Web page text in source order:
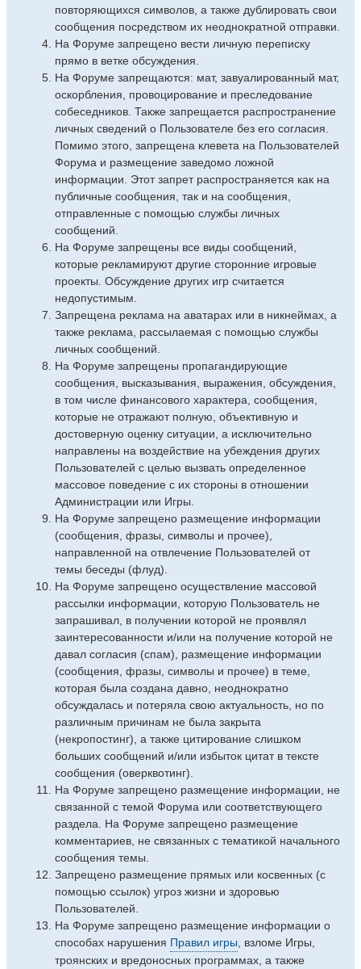
повторяющихся символов, а также дублировать свои
сообщения посредством их неоднократной отправки.
На Форуме запрещено вести личную переписку
прямо в ветке обсуждения.
На Форуме запрещаются: мат, завуалированный мат,
оскорбления, провоцирование и преследование
собеседников. Также запрещается распространение
личных сведений о Пользователе без его согласия.
Помимо этого, запрещена клевета на Пользователей
Форума и размещение заведомо ложной
информации. Этот запрет распространяется как на
публичные сообщения, так и на сообщения,
отправленные с помощью службы личных
сообщений.
На Форуме запрещены все виды сообщений,
которые рекламируют другие сторонние игровые
проекты. Обсуждение других игр считается
недопустимым.
Запрещена реклама на аватарах или в никнеймах, а
также реклама, рассылаемая с помощью службы
личных сообщений.
На Форуме запрещены пропагандирующие
сообщения, высказывания, выражения, обсуждения,
в том числе финансового характера, сообщения,
которые не отражают полную, объективную и
достоверную оценку ситуации, а исключительно
направлены на воздействие на убеждения других
Пользователей с целью вызвать определенное
массовое поведение с их стороны в отношении
Администрации или Игры.
На Форуме запрещено размещение информации
(сообщения, фразы, символы и прочее),
направленной на отвлечение Пользователей от
темы беседы (флуд).
На Форуме запрещено осуществление массовой
рассылки информации, которую Пользователь не
запрашивал, в получении которой не проявлял
заинтересованности и/или на получение которой не
давал согласия (спам), размещение информации
(сообщения, фразы, символы и прочее) в теме,
которая была создана давно, неоднократно
обсуждалась и потеряла свою актуальность, но по
различным причинам не была закрыта
(некропостинг), а также цитирование слишком
больших сообщений и/или избыток цитат в тексте
сообщения (оверквотинг).
На Форуме запрещено размещение информации, не
связанной с темой Форума или соответствующего
раздела. На Форуме запрещено размещение
комментариев, не связанных с тематикой начального
сообщения темы.
Запрещено размещение прямых или косвенных (с
помощью ссылок) угроз жизни и здоровью
Пользователей.
На Форуме запрещено размещение информации о
способах нарушения Правил игры , взломе Игры,
троянских и вредоносных программах, а также